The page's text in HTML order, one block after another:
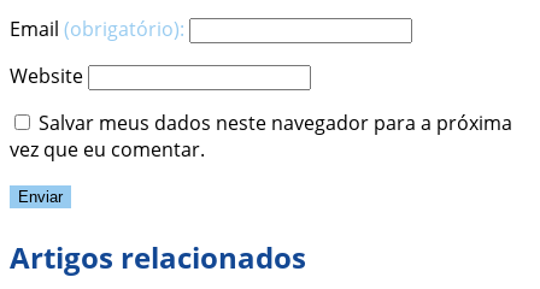
Email (obrigatório):
Website
Salvar meus dados neste navegador para a próxima
vez que eu comentar.
Artigos relacionados